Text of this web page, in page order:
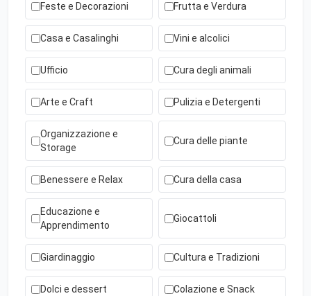
Feste e Decorazioni Frutta e Verdura
Casa e Casalinghi Vini e alcolici
Ufficio Cura degli animali
Arte e Craft Pulizia e Detergenti
Organizzazione e
Storage
Cura delle piante
Benessere e Relax Cura della casa
Educazione e
Apprendimento
Giocattoli
Giardinaggio Cultura e Tradizioni
Dolci e dessert Colazione e Snack